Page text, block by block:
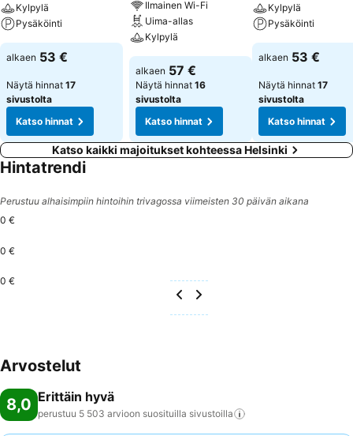
Kylpylä
Pysäköinti
alkaen 53 €
Näytä hinnat 17
sivustolta
Katso hinnat
Ilmainen Wi-Fi
Uima-allas
Kylpylä
alkaen 57 €
Näytä hinnat 16
sivustolta
Katso hinnat
Kylpylä
Pysäköinti
alkaen 53 €
Näytä hinnat 17
sivustolta
Katso hinnat
Katso kaikki majoitukset kohteessa Helsinki
Hintatrendi
Perustuu alhaisimpiin hintoihin trivagossa viimeisten 30 päivän aikana
0 €
0 €
0 €
Arvostelut
8,0 Erittäin hyvä
perustuu 5 503 arvioon suosituilla sivustoilla